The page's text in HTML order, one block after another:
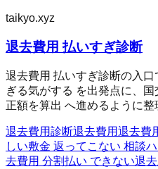
taikyo.xyz
退去費用 払いすぎ診断
退去費用 払いすぎ診断の入
ぎる気がする を出発点に、
正額を算出 へ進めるように整
退去費用診断退去費用退去費
しい敷金 返ってこない 相談
去費用 分割払い できない退